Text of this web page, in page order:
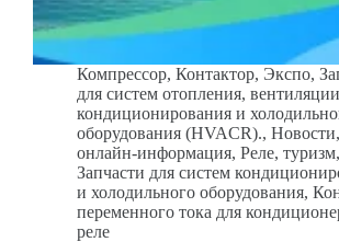
Компрессор, Контактор, Экспо,
для систем отопления,
кондиционирования и
оборудования (HVACR)., Новости,
онлайн-информация, Реле, туризм,
Запчасти для систем
и холодильного оборудования,
переменного тока для
реле